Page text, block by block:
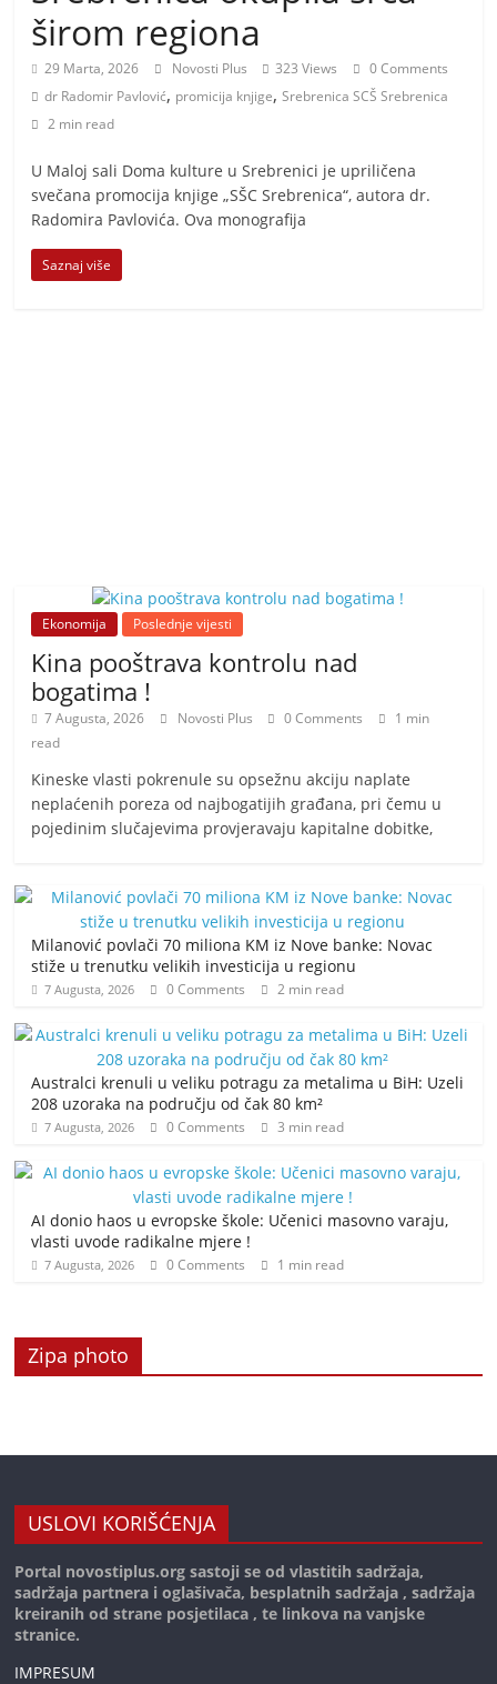
i
t
v
h
v
širom regiona
29 Marta, 2026 Novosti Plus 323 Views
0 Comments
dr Radomir Pavlović, promicija knjige,Srebrenica SCŠ Srebrenica
2 min read
U Maloj sali Doma kulture u Srebrenici je upriličena
svečana promocija knjige „SŠC Srebrenica“, autora dr.
Radomira Pavlovića. Ova monografija
Saznaj više
Ekonomija Poslednje vijesti
Kina pooštrava kontrolu nad
bogatima !
7 Augusta, 2026 Novosti Plus 0 Comments
1 min
read
​Kineske vlasti pokrenule su opsežnu akciju naplate
neplaćenih poreza od najbogatijih građana, pri čemu u
pojedinim slučajevima provjeravaju kapitalne dobitke,
Milanović povlači 70 miliona KM iz Nove banke: Novac
stiže u trenutku velikih investicija u regionu
7 Augusta, 2026 0 Comments 2 min read
Australci krenuli u veliku potragu za metalima u BiH: Uzeli
208 uzoraka na području od čak 80 km²
7 Augusta, 2026 0 Comments 3 min read
AI donio haos u evropske škole: Učenici masovno varaju,
vlasti uvode radikalne mjere !
7 Augusta, 2026 0 Comments 1 min read
Zipa photo
USLOVI KORIŠĆENJA
Portal novostiplus.org sastoji se od vlastitih sadržaja,
sadržaja partnera i oglašivača, besplatnih sadržaja , sadržaja
kreiranih od strane posjetilaca , te linkova na vanjske
stranice.
IMPRESUM